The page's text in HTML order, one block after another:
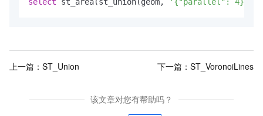
select st_area(st_union(geom, '{"parallel": 4}'
上一篇： ST_Union 下一篇： ST_VoronoiLines
该文章对您有帮助吗？